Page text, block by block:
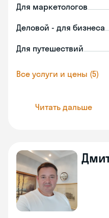
Для маркетологов
Деловой - для бизнеса
Для путешествий
Все услуги и цены (5)
Читать дальше